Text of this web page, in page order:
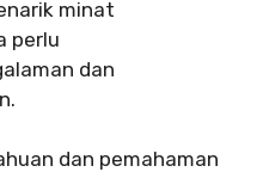
minat
perlu
dan
dan pemahaman